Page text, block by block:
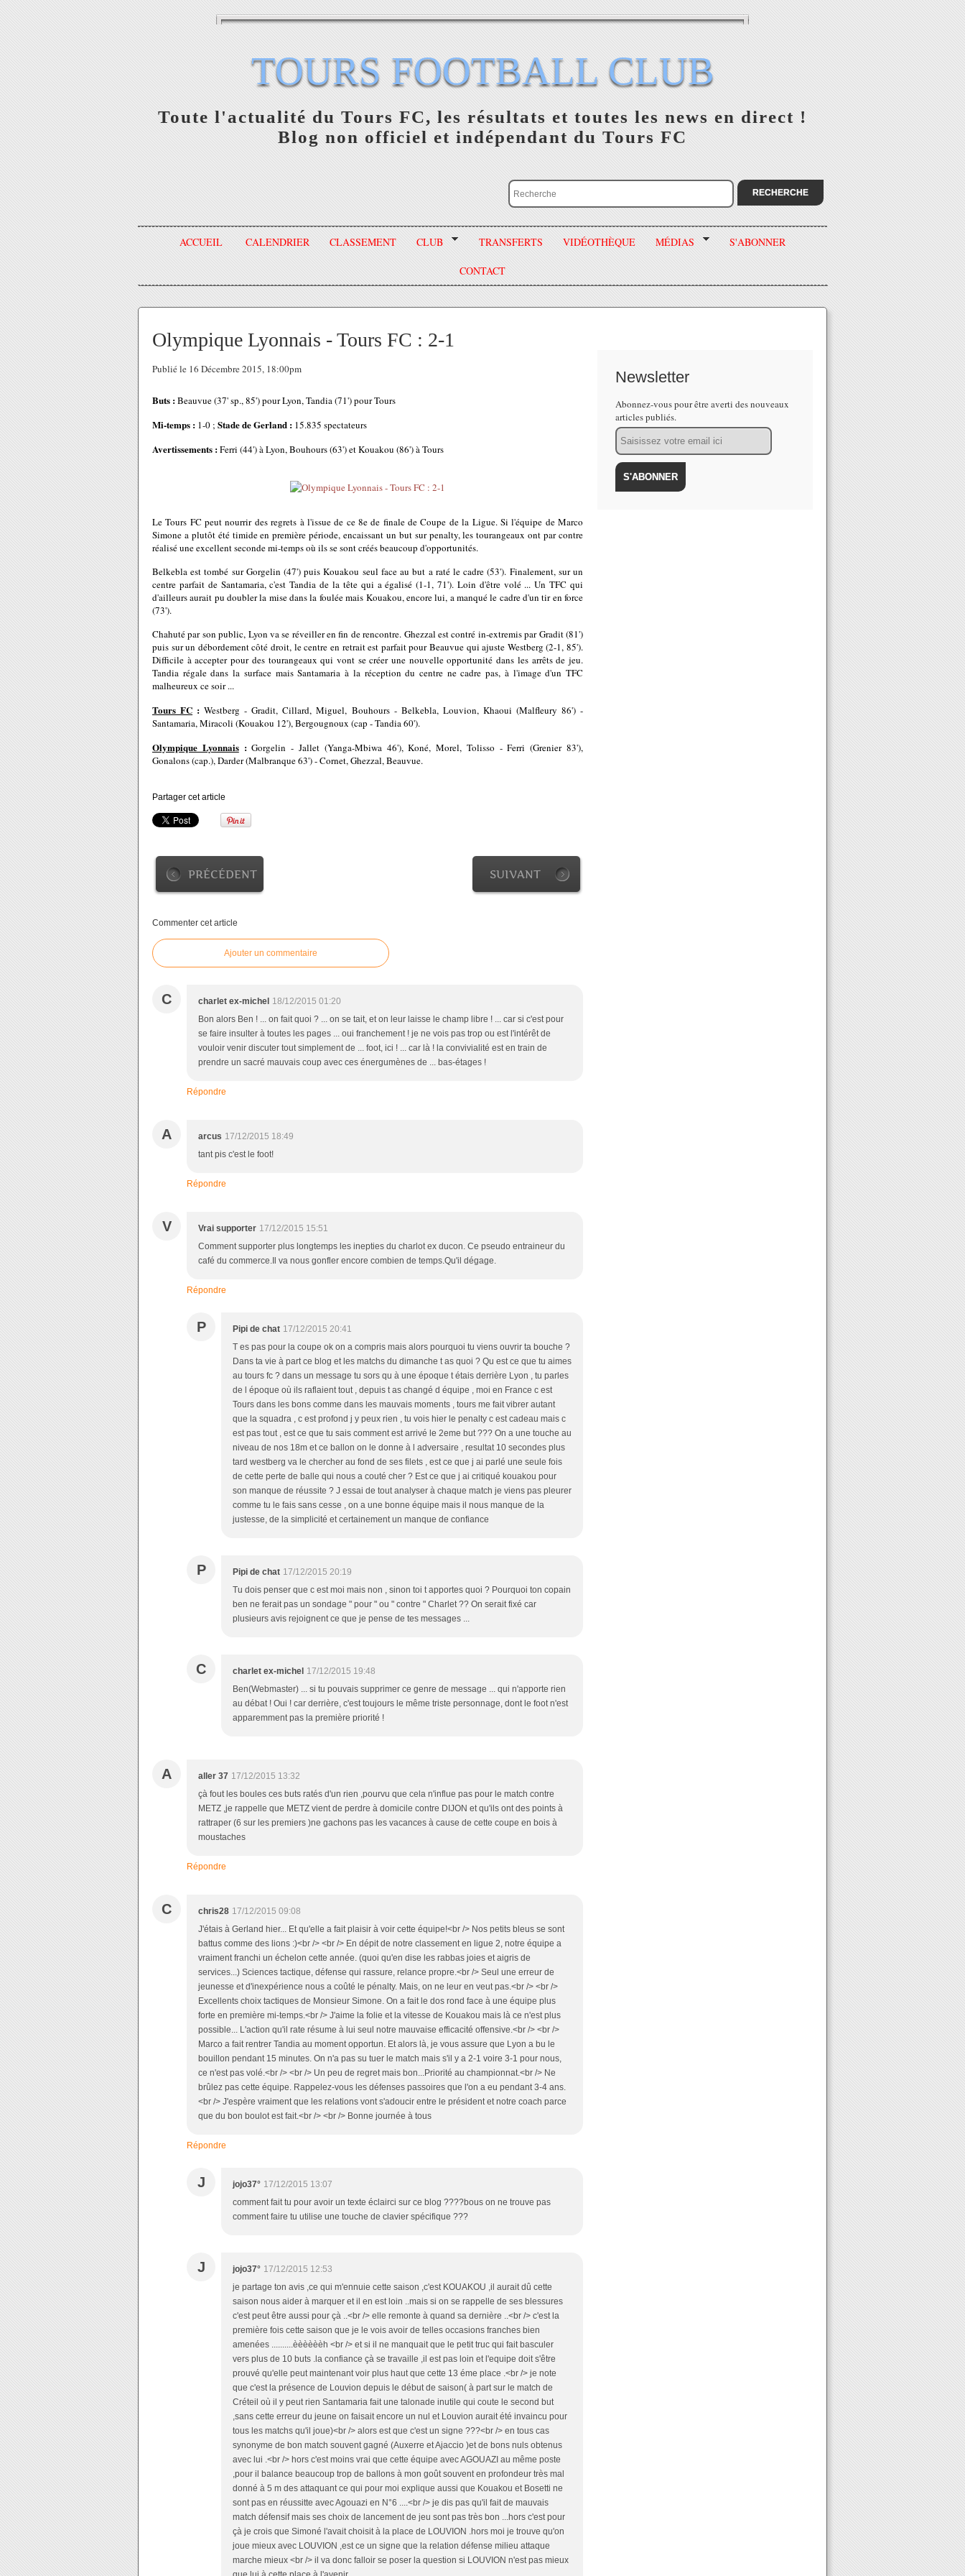
TOURS FOOTBALL CLUB
Toute l'actualité du Tours FC, les résultats et toutes les news en direct !
Blog non officiel et indépendant du Tours FC
ACCUEIL CALENDRIER CLASSEMENT CLUB TRANSFERTS VIDÉOTHÈQUE MÉDIAS S'ABONNER
CONTACT
Olympique Lyonnais - Tours FC : 2-1
Publié le 16 Décembre 2015, 18:00pm
Buts :Beauvue (37' sp., 85') pour Lyon, Tandia (71') pour Tours
Mi-temps : 1-0 ; Stade de Gerland : 15.835 spectateurs
Avertissements :Ferri (44') à Lyon, Bouhours (63') et Kouakou (86') à Tours
Le Tours FC peut nourrir des regrets à l'issue de ce 8e de finale de Coupe de la Ligue. Si l'équipe de Marco
Simone a plutôt été timide en première période, encaissant un but sur penalty, les tourangeaux ont par contre
réalisé une excellent seconde mi-temps où ils se sont créés beaucoup d'opportunités.
Belkebla est tombé sur Gorgelin (47') puis Kouakou seul face au but a raté le cadre (53'). Finalement, sur un
centre parfait de Santamaria, c'est Tandia de la tête qui a égalisé (1-1, 71'). Loin d'être volé ... Un TFC qui
d'ailleurs aurait pu doubler la mise dans la foulée mais Kouakou, encore lui, a manqué le cadre d'un tir en force
(73').
Chahuté par son public, Lyon va se réveiller en fin de rencontre. Ghezzal est contré in-extremis par Gradit (81')
puis sur un débordement côté droit, le centre en retrait est parfait pour Beauvue qui ajuste Westberg (2-1, 85').
Difficile à accepter pour des tourangeaux qui vont se créer une nouvelle opportunité dans les arrêts de jeu.
Tandia régale dans la surface mais Santamaria à la réception du centre ne cadre pas, à l'image d'un TFC
malheureux ce soir ...
Tours FC :Westberg - Gradit, Cillard, Miguel, Bouhours - Belkebla, Louvion, Khaoui (Malfleury 86') -
Santamaria, Miracoli (Kouakou 12'), Bergougnoux (cap - Tandia 60').
Olympique Lyonnais:Gorgelin - Jallet (Yanga-Mbiwa 46'), Koné, Morel, Tolisso - Ferri (Grenier 83'),
Gonalons (cap.), Darder (Malbranque 63') - Cornet, Ghezzal, Beauvue.
Partager cet article
PRÉCÉDENT SUIVANT
Commenter cet article
Ajouter un commentaire
C charlet ex-michel 18/12/2015 01:20
Bon alors Ben ! ... on fait quoi ? ... on se tait, et on leur laisse le champ libre ! ... car si c'est pour
se faire insulter à toutes les pages ... oui franchement ! je ne vois pas trop ou est l'intérêt de
vouloir venir discuter tout simplement de ... foot, ici ! ... car là ! la convivialité est en train de
prendre un sacré mauvais coup avec ces énergumènes de ... bas-étages !
Répondre
A arcus 17/12/2015 18:49
tant pis c'est le foot!
Répondre
V Vrai supporter 17/12/2015 15:51
Comment supporter plus longtemps les inepties du charlot ex ducon. Ce pseudo entraineur du
café du commerce.Il va nous gonfler encore combien de temps.Qu'il dégage.
Répondre
P Pipi de chat 17/12/2015 20:41
T es pas pour la coupe ok on a compris mais alors pourquoi tu viens ouvrir ta bouche ?
Dans ta vie à part ce blog et les matchs du dimanche t as quoi ? Qu est ce que tu aimes
au tours fc ? dans un message tu sors qu à une époque t étais derrière Lyon , tu parles
de l époque où ils raflaient tout , depuis t as changé d équipe , moi en France c est
Tours dans les bons comme dans les mauvais moments , tours me fait vibrer autant
que la squadra , c est profond j y peux rien , tu vois hier le penalty c est cadeau mais c
est pas tout , est ce que tu sais comment est arrivé le 2eme but ??? On a une touche au
niveau de nos 18m et ce ballon on le donne à l adversaire , resultat 10 secondes plus
tard westberg va le chercher au fond de ses filets , est ce que j ai parlé une seule fois
de cette perte de balle qui nous a couté cher ? Est ce que j ai critiqué kouakou pour
son manque de réussite ? J essai de tout analyser à chaque match je viens pas pleurer
comme tu le fais sans cesse , on a une bonne équipe mais il nous manque de la
justesse, de la simplicité et certainement un manque de confiance
P Pipi de chat 17/12/2015 20:19
Tu dois penser que c est moi mais non , sinon toi t apportes quoi ? Pourquoi ton copain
ben ne ferait pas un sondage " pour " ou " contre " Charlet ?? On serait fixé car
plusieurs avis rejoignent ce que je pense de tes messages ...
C charlet ex-michel 17/12/2015 19:48
Ben(Webmaster) ... si tu pouvais supprimer ce genre de message ... qui n'apporte rien
au débat ! Oui ! car derrière, c'est toujours le même triste personnage, dont le foot n'est
apparemment pas la première priorité !
A aller 37 17/12/2015 13:32
çà fout les boules ces buts ratés d'un rien ,pourvu que cela n'influe pas pour le match contre
METZ ,je rappelle que METZ vient de perdre à domicile contre DIJON et qu'ils ont des points à
rattraper (6 sur les premiers )ne gachons pas les vacances à cause de cette coupe en bois à
moustaches
Répondre
C chris28 17/12/2015 09:08
J'étais à Gerland hier... Et qu'elle a fait plaisir à voir cette équipe!<br /> Nos petits bleus se sont
battus comme des lions :)<br /> <br /> En dépit de notre classement en ligue 2, notre équipe a
vraiment franchi un échelon cette année. (quoi qu'en dise les rabbas joies et aigris de
services...) Sciences tactique, défense qui rassure, relance propre.<br /> Seul une erreur de
jeunesse et d'inexpérience nous a coûté le pénalty. Mais, on ne leur en veut pas.<br /> <br />
Excellents choix tactiques de Monsieur Simone. On a fait le dos rond face à une équipe plus
forte en première mi-temps.<br /> J'aime la folie et la vitesse de Kouakou mais là ce n'est plus
possible... L'action qu'il rate résume à lui seul notre mauvaise efficacité offensive.<br /> <br />
Marco a fait rentrer Tandia au moment opportun. Et alors là, je vous assure que Lyon a bu le
bouillon pendant 15 minutes. On n'a pas su tuer le match mais s'il y a 2-1 voire 3-1 pour nous,
ce n'est pas volé.<br /> <br /> Un peu de regret mais bon...Priorité au championnat.<br /> Ne
brûlez pas cette équipe. Rappelez-vous les défenses passoires que l'on a eu pendant 3-4 ans.
<br /> J'espère vraiment que les relations vont s'adoucir entre le président et notre coach parce
que du bon boulot est fait.<br /> <br /> Bonne journée à tous
Répondre
J jojo37° 17/12/2015 13:07
comment fait tu pour avoir un texte éclairci sur ce blog ????bous on ne trouve pas
comment faire tu utilise une touche de clavier spécifique ???
J jojo37° 17/12/2015 12:53
je partage ton avis ,ce qui m'ennuie cette saison ,c'est KOUAKOU ,il aurait dû cette
saison nous aider à marquer et il en est loin ..mais si on se rappelle de ses blessures
c'est peut être aussi pour çà ..<br /> elle remonte à quand sa dernière ..<br /> c'est la
première fois cette saison que je le vois avoir de telles occasions franches bien
amenées ..........èèèèèèh <br /> et si il ne manquait que le petit truc qui fait basculer
vers plus de 10 buts .la confiance çà se travaille ,il est pas loin et l'equipe doit s'être
prouvé qu'elle peut maintenant voir plus haut que cette 13 éme place .<br /> je note
que c'est la présence de Louvion depuis le début de saison( à part sur le match de
Créteil où il y peut rien Santamaria fait une talonade inutile qui coute le second but
,sans cette erreur du jeune on faisait encore un nul et Louvion aurait été invaincu pour
tous les matchs qu'il joue)<br /> alors est que c'est un signe ???<br /> en tous cas
synonyme de bon match souvent gagné (Auxerre et Ajaccio )et de bons nuls obtenus
avec lui .<br /> hors c'est moins vrai que cette équipe avec AGOUAZI au même poste
,pour il balance beaucoup trop de ballons à mon goût souvent en profondeur très mal
donné à 5 m des attaquant ce qui pour moi explique aussi que Kouakou et Bosetti ne
sont pas en réussitte avec Agouazi en N°6 ....<br /> je dis pas qu'il fait de mauvais
match défensif mais ses choix de lancement de jeu sont pas très bon ...hors c'est pour
çà je crois que Simoné l'avait choisit à la place de LOUVION .hors moi je trouve qu'on
joue mieux avec LOUVION ,est ce un signe que la relation défense milieu attaque
marche mieux <br /> il va donc falloir se poser la question si LOUVION n'est pas mieux
Newsletter
Abonnez-vous pour être averti des nouveaux
articles publiés.
Email